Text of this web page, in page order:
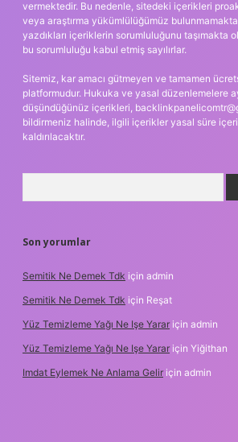
vermektedir. Bu nedenle, sitedeki içerikleri
veya araştırma yükümlülüğümüz
yazdıkları içeriklerin sorumluluğunu taşımakta
bu sorumluluğu kabul etmiş sayılırlar.
Sitemiz, kar amacı gütmeyen ve tamamen
platformudur. Hukuka ve yasal düzenlemelere
düşündüğünüz içerikleri,
bildirmeniz halinde, ilgili içerikler yasal süre
kaldırılacaktır.
Son yorumlar
Semitik Ne Demek Tdk için admin
Semitik Ne Demek Tdk için Reşat
Yüz Temizleme Yağı Ne Işe Yarar için admin
Yüz Temizleme Yağı Ne Işe Yarar için Yiğithan
Imdat Eylemek Ne Anlama Gelir için admin